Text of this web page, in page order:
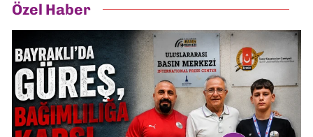
Özel Haber